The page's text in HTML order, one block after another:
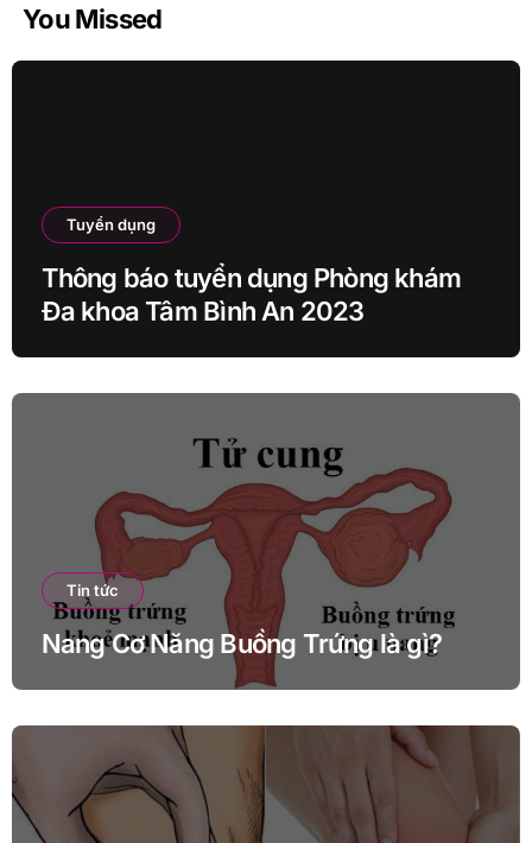
You Missed
Tuyển dụng
Thông báo tuyển dụng Phòng khám
Đa khoa Tâm Bình An 2023
Tin tức
Nang Cơ Năng Buồng Trứng là gì?